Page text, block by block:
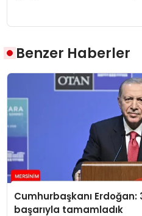
Benzer Haberler
Cumhurbaşkanı Erdoğan:
başarıyla tamamladık